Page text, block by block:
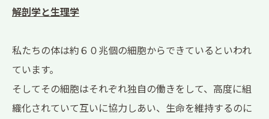
解剖学と生理学
私たちの体は約６０兆個の細胞からできているといわれ
ています。
そしてその細胞はそれぞれ独自の働きをして、高度に組
織化されていて互いに協力しあい、生命を維持するのに